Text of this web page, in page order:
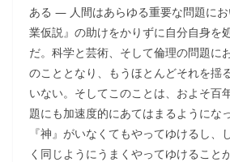
ある ― 人間はあらゆる重要な問題に
業仮説』の助けをかりずに自分自身を
だ。科学と芸術、そして倫理の問題に
のこととなり、もうほとんどそれを揺
いない。そしてこのことは、およそ百
題にも加速度的にあてはまるようにな
『神』がいなくてもやってゆけるし、
く同じようにうまくやってゆけること